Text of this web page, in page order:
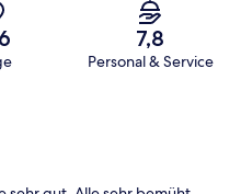
7,8
Personal & Service